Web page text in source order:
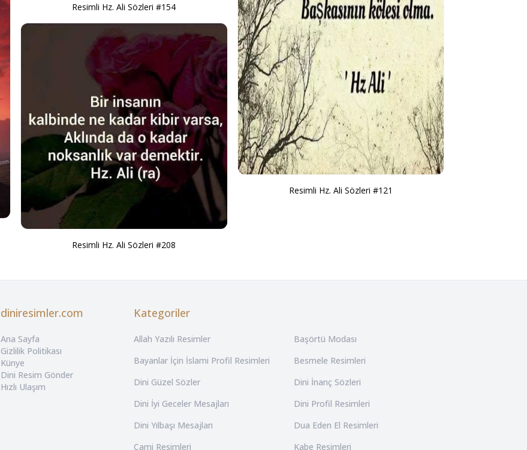
Resimli Hz. Ali Sözleri #154
Resimli Hz. Ali Sözleri #208
Resimli Hz. Ali Sözleri #121
diniresimler.com
Ana Sayfa
Gizlilik Politikası
Künye
Dini Resim Gönder
Hızlı Ulaşım
Kategoriler
Allah Yazılı Resimler
Başörtü Modası
Bayanlar İçin İslami Profil Resimleri
Besmele Resimleri
Dini Güzel Sözler
Dini İnanç Sözleri
Dini İyi Geceler Mesajları
Dini Profil Resimleri
Dini Yılbaşı Mesajları
Dua Eden El Resimleri
Cami Resimleri
Kabe Resimleri